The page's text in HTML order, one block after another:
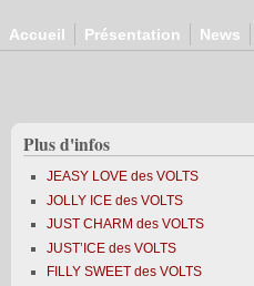
Accueil Présentation News
Plus d'infos
JEASY LOVE des VOLTS
JOLLY ICE des VOLTS
JUST CHARM des VOLTS
JUST’ICE des VOLTS
FILLY SWEET des VOLTS